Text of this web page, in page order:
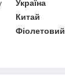
Україна
Китай
Фіолетовий